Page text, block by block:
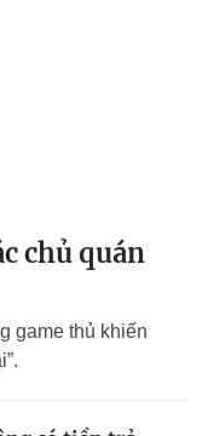
chủ quán
game thủ khiến